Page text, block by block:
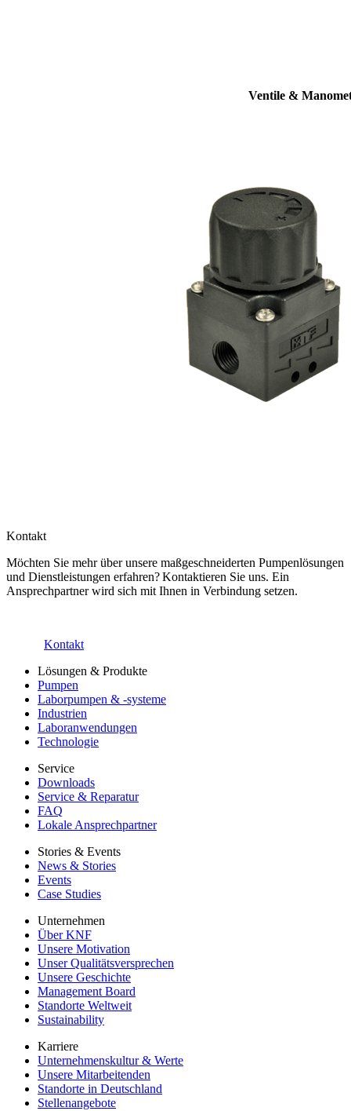
Ventile &
Kontakt
Möchten Sie mehr über unsere maßgeschneiderten Pumpenlösungen
und Dienstleistungen erfahren? Kontaktieren Sie uns. Ein
Ansprechpartner wird sich mit Ihnen in Verbindung setzen.
Kontakt
Lösungen & Produkte
Pumpen
Laborpumpen & -systeme
Industrien
Laboranwendungen
Technologie
Service
Downloads
Service & Reparatur
FAQ
Lokale Ansprechpartner
Stories & Events
News & Stories
Events
Case Studies
Unternehmen
Über KNF
Unsere Motivation
Unser Qualitätsversprechen
Unsere Geschichte
Management Board
Standorte Weltweit
Sustainability
Karriere
Unternehmenskultur & Werte
Unsere Mitarbeitenden
Standorte in Deutschland
Stellenangebote